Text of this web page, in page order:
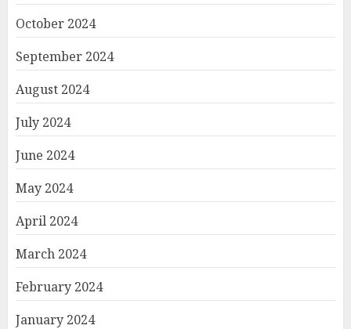
October 2024
September 2024
August 2024
July 2024
June 2024
May 2024
April 2024
March 2024
February 2024
January 2024